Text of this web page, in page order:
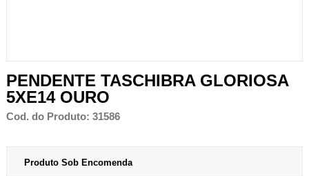
PENDENTE TASCHIBRA GLORIOSA
5XE14 OURO
Cod. do Produto: 31586
Produto Sob Encomenda